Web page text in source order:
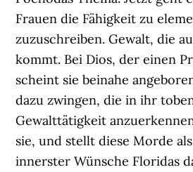
Frauen die Fähigkeit zu
zuzuschreiben. Gewalt, die
kommt. Bei Dios, der einen
scheint sie beinahe
dazu zwingen, die in ihr
Gewalttätigkeit
sie, und stellt diese Morde
innerster Wünsche Floridas